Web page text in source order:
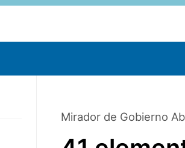
Mirador de Gobierno